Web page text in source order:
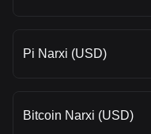
Pi Narxi (USD)
Bitcoin Narxi (USD)